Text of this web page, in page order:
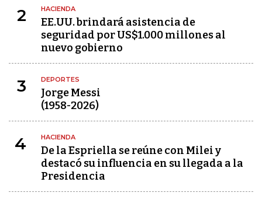
2 HACIENDA
EE.UU. brindará asistencia de
seguridad por US$1.000 millones al
nuevo gobierno
3 DEPORTES
Jorge Messi
(1958-2026)
4 HACIENDA
De la Espriella se reúne con Milei y
destacó su influencia en su llegada a la
Presidencia